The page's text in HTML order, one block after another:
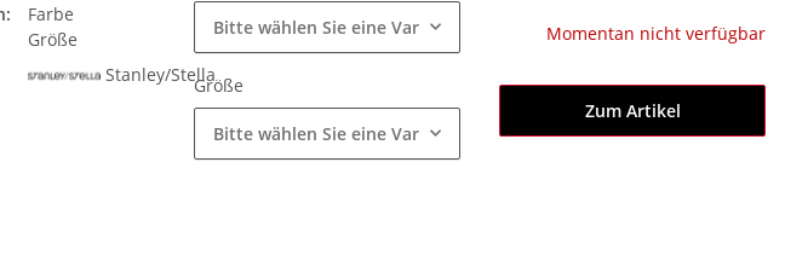
Farbe
Größe
Stanley/Stella
Bitte wählen Sie eine Variation.
Größe
Bitte wählen Sie eine Variation.
Momentan nicht verfügbar
Zum Artikel